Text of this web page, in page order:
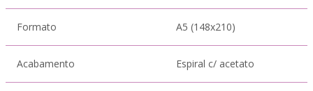
Formato A5 (148x210)
Acabamento Espiral c/ acetato